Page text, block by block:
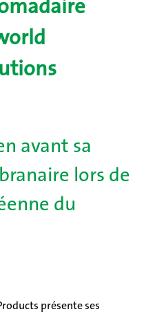
avant sa
lors de
du
présente ses